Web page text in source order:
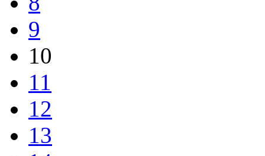
9
10
11
12
13